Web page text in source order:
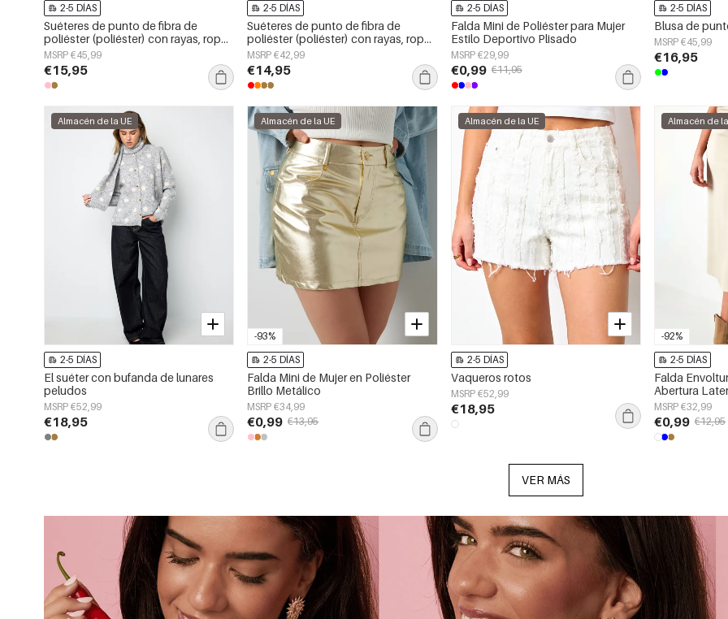
2-5 DÍAS
Suéteres de punto de fibra de
poliéster (poliéster) con rayas, ropa
de otoño/invierno
MSRP €45,99
€15,95
2-5 DÍAS
Suéteres de punto de fibra de
poliéster (poliéster) con rayas, ropa
casual de otoño/invierno
MSRP €42,99
€14,95
2-5 DÍAS
Falda Mini de Poliéster para Mujer
Estilo Deportivo Plisado
MSRP €29,99
€0,99 €11,95
2-5 DÍAS
Blusa de
MSRP €45,99
€16,95
Almacén de la UE
2-5 DÍAS
El suéter con bufanda de lunares
peludos
MSRP €52,99
€18,95
-93%
Almacén de la UE
2-5 DÍAS
Falda Mini de Mujer en Poliéster
Brillo Metálico
MSRP €34,99
€0,99 €13,95
Almacén de la UE
2-5 DÍAS
Vaqueros rotos
MSRP €52,99
€18,95
-92%
Almacén de
2-5 DÍAS
Falda
Abertura
MSRP €32,99
€0,99 €12,95
VER MÁS